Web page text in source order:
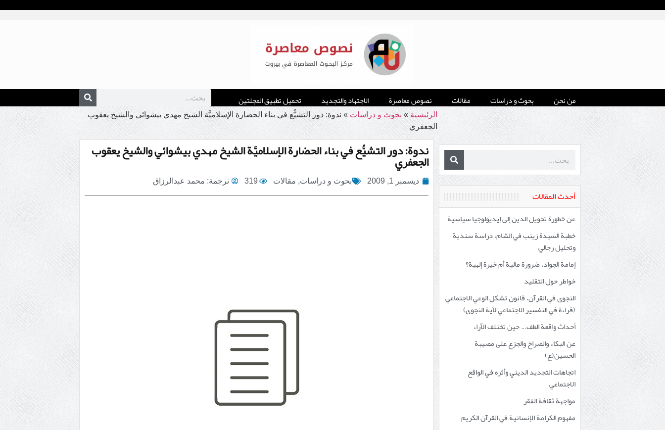
من نحن بحوث و دراسات مقالات نصوص معاصرة الاجتهاد والتجديد تحميل تطبيق المجلتين
الرئيسية » بحوث و دراسات » ندوة: دور التشيُّع في بناء الحضارة الإسلاميَّة الشيخ مهدي بيشوائي والشيخ يعقوب
الجعفري
أحدث المقالات
عن خطورة تحويل الدين إلى إيديولوجيا سياسية
خطبة السيدة زينب في الشام، دراسة سندية
وتحليل رجالي
إمامة الجواد، ضرورة مالية أم خيرة إلهية؟
خواطر حول التقليد
النجوى في القرآن، قانون تشكل الوعي الاجتماعي
(قراءة في التفسير الاجتماعي لآية النجوى)
أحداث واقعة الطف… حين تختلف الآراء
عن البكاء والصراخ والجزع على مصيبة
الحسين(ع)
اتجاهات التجديد الديني وأثره في الواقع
الاجتماعي
مواجهة ثقافة الفقر
مفهوم الكرامة الإنسانية في القرآن الكريم
ندوة: دور التشيُّع في بناء الحضارة الإسلاميَّة الشيخ مهدي بيشوائي والشيخ يعقوب
الجعفري
ديسمبر 1, 2009 بحوث و دراسات, مقالات 319 ترجمة: محمد عبدالرزاق